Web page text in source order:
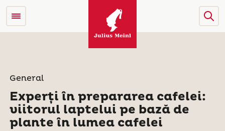
General
Experți în prepararea cafelei:
viitorul laptelui pe bază de
plante în lumea cafelei